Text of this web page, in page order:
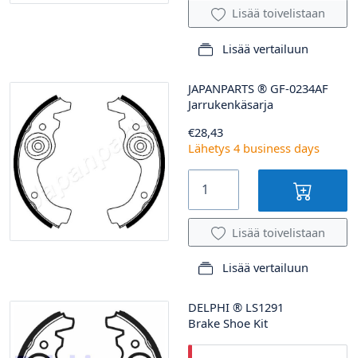
Lisää toivelistaan
Lisää vertailuun
JAPANPARTS ® GF-0234AF
Jarrukenkäsarja
€28,43
Lähetys 4 business days
Lisää toivelistaan
Lisää vertailuun
DELPHI ® LS1291
Brake Shoe Kit